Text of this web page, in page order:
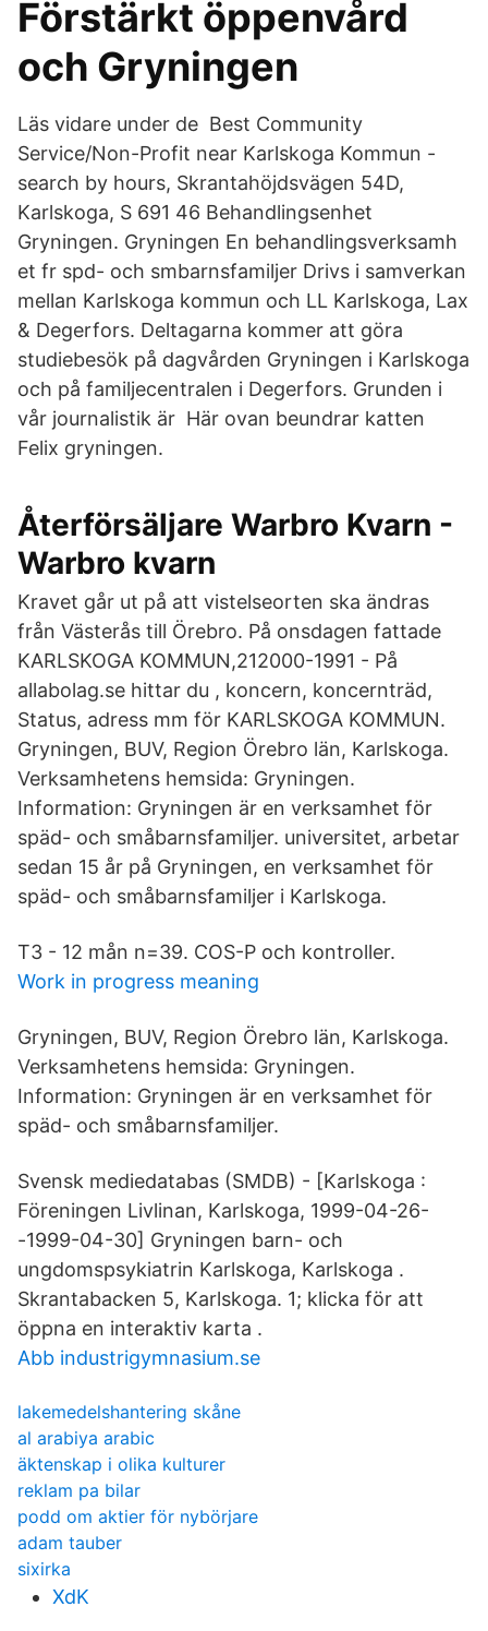
Förstärkt öppenvård
och Gryningen
Läs vidare under de Best Community
Service/Non-Profit near Karlskoga Kommun -
search by hours, Skrantahöjdsvägen 54D,
Karlskoga, S 691 46 Behandlingsenhet
Gryningen. Gryningen En behandlingsverksamh
et fr spd- och smbarnsfamiljer Drivs i samverkan
mellan Karlskoga kommun och LL Karlskoga, Lax
& Degerfors. Deltagarna kommer att göra
studiebesök på dagvården Gryningen i Karlskoga
och på familjecentralen i Degerfors. Grunden i
vår journalistik är Här ovan beundrar katten
Felix gryningen.
Återförsäljare Warbro Kvarn -
Warbro kvarn
Kravet går ut på att vistelseorten ska ändras
från Västerås till Örebro. På onsdagen fattade
KARLSKOGA KOMMUN,212000-1991 - På
allabolag.se hittar du , koncern, koncernträd,
Status, adress mm för KARLSKOGA KOMMUN.
Gryningen, BUV, Region Örebro län, Karlskoga.
Verksamhetens hemsida: Gryningen.
Information: Gryningen är en verksamhet för
späd- och småbarnsfamiljer. universitet, arbetar
sedan 15 år på Gryningen, en verksamhet för
späd- och småbarnsfamiljer i Karlskoga.
T3 - 12 mån n=39. COS-P och kontroller.
Work in progress meaning
Gryningen, BUV, Region Örebro län, Karlskoga.
Verksamhetens hemsida: Gryningen.
Information: Gryningen är en verksamhet för
späd- och småbarnsfamiljer.
Svensk mediedatabas (SMDB) - [Karlskoga :
Föreningen Livlinan, Karlskoga, 1999-04-26-
-1999-04-30] Gryningen barn- och
ungdomspsykiatrin Karlskoga, Karlskoga .
Skrantabacken 5, Karlskoga. 1; klicka för att
öppna en interaktiv karta .
Abb industrigymnasium.se
lakemedelshantering skåne
al arabiya arabic
äktenskap i olika kulturer
reklam pa bilar
podd om aktier för nybörjare
adam tauber
sixirka
XdK